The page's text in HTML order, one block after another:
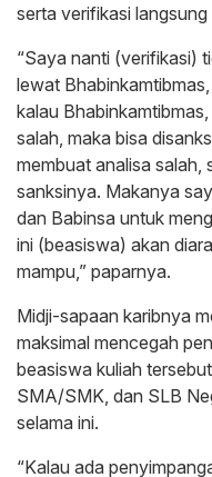
serta verifikasi langsung
“Saya nanti (verifikasi)
lewat
kalau
salah, maka bisa
membuat analisa salah,
sanksinya. Makanya
dan Babinsa untuk
ini (beasiswa) akan
mampu,” paparnya.
Midji-sapaan karibnya
maksimal mencegah
beasiswa kuliah
SMA/SMK, dan SLB
selama ini.
“Kalau ada